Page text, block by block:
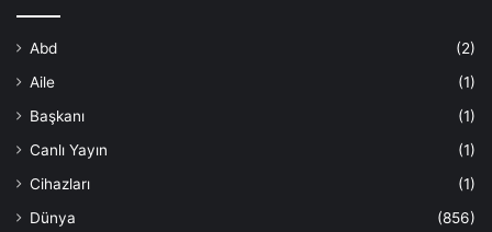
Abd
(2)
Aile
(1)
Başkanı
(1)
Canlı Yayın
(1)
Cihazları
(1)
Dünya
(856)